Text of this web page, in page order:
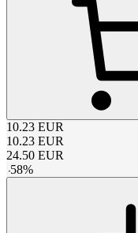
10.23 EUR
10.23 EUR
24.50 EUR
-58%